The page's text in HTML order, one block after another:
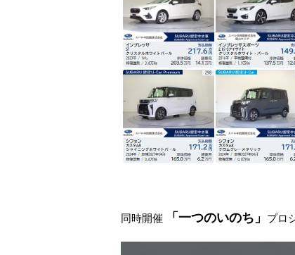
同時開催 「一つのいのち」 プロ